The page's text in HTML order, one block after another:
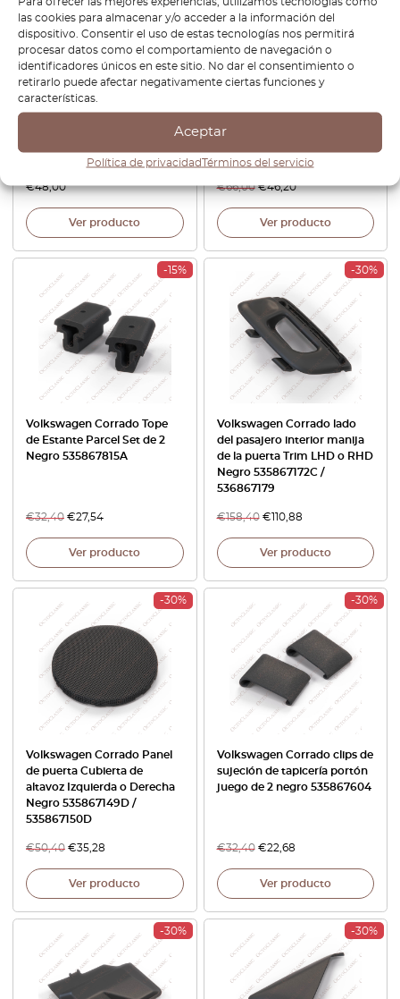
las cookies para almacenar y/o acceder a la información del
dispositivo. Consentir el uso de estas tecnologías nos permitirá
procesar datos como el comportamiento de navegación o
identificadores únicos en este sitio. No dar el consentimiento o
retirarlo puede afectar negativamente ciertas funciones y
características.
Aceptar
Política de privacidadTérminos del servicio
Volkswagen Corrado /
Passat B3 / T4 / Polo 86C /
Golf / Rabbit Mk1: Botón para
la consola central sin marcar,
€48,00
Ver producto
Volkswagen Corrado
Izquierda O Derecha Negro
€66,00 €46,20
Ver producto
-15%
Volkswagen Corrado Tope
de Estante Parcel Set de 2
Negro 535867815A
€32,40 €27,54
Ver producto
-30%
Volkswagen Corrado lado
del pasajero interior manija
de la puerta Trim LHD o RHD
Negro 535867172C /
536867179
€158,40 € 110,88
Ver producto
-30%
Volkswagen Corrado Panel
de puerta Cubierta de
altavoz Izquierda o Derecha
Negro 535867149D /
535867150D
€50,40 €35,28
Ver producto
-30%
Volkswagen Corrado clips de
sujeción de tapicería portón
juego de 2 negro 535867604
€32,40 €22,68
Ver producto
-30% -30%